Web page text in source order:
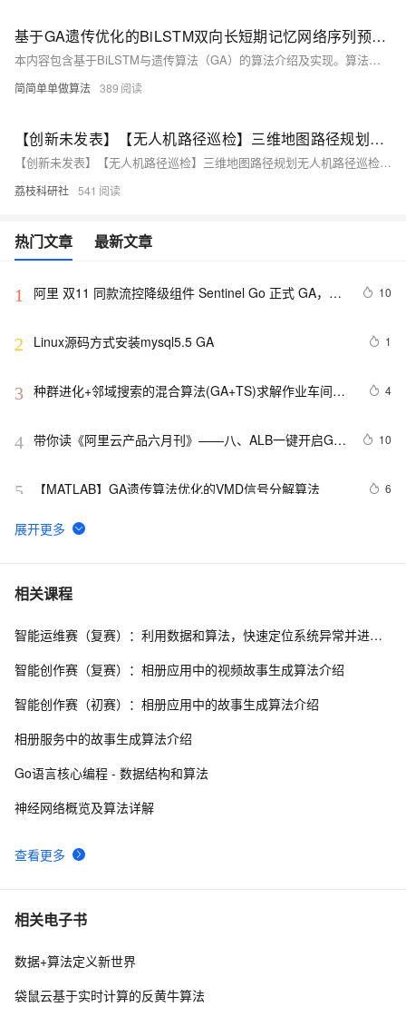
基于GA遗传优化的BiLSTM双向长短期记忆网络序列预测算法matlab仿真,对比BiLSTM和LSTM
本内容包含基于BiLSTM与遗传算法（GA）的算法介绍及实现。算法通过MATLAB2022a/2024b运行，核心为优化BiLSTM超参数（如学习率、神经元数量），提升预测性能。LSTM解决传统RNN梯度问题，捕捉长期依赖；BiLSTM双向处理序列，融合前文后文信息，适合全局信息任务。附完整代码（含注释）、操作视频及无水印运行效果预览，适用于股票预测等场景，精度优于单向LSTM。
简简单单做算法 389
【创新未发表】【无人机路径巡检】三维地图路径规划无人机路径巡检GWO孙发、IGWO、GA、PSO、NRBO五种智能算法对比版灰狼算法遗传研究（Matlab代码实现）
【创新未发表】【无人机路径巡检】三维地图路径规划无人机路径巡检GWO孙发、IGWO、GA、PSO、NRBO五种智能算法对比版灰狼算法遗传研究（Matlab代码实现）
荔枝科研社 541
热门文章 最新文章
1
阿里 双11 同款流控降级组件 Sentinel Go 正式 GA，助
10
2 Linux源码方式安装mysql5.5 GA 1
3 种群进化+邻域搜索的混合算法(GA+TS)求解作业车间调
4
4 带你读《阿里云产品六月刊》——八、ALB一键开启GA
10
5 【MATLAB】GA遗传算法优化的VMD信号分解算法 6
6
回归预测 | MATLAB实现GA-LSTM遗传算法优化长短期
7 【Deep Learning 1】GA遗传算法
8 Python实现GA(遗传算法)对SVM分类模型参数的优化 12
10混合算法(GA+TS)求解作业车间调度问题(JSP)-禁忌搜索
相关课程
查看更多
智能运维赛（复赛）：利用数据和算法，快速定位系统异常并进行根因分析
智能创作赛（复赛）：相册应用中的视频故事生成算法介绍
智能创作赛（初赛）：相册应用中的故事生成算法介绍
相册服务中的故事生成算法介绍
Go语言核心编程 - 数据结构和算法
神经网络概览及算法详解
相关电子书
数据+算法定义新世界
袋鼠云基于实时计算的反黄牛算法